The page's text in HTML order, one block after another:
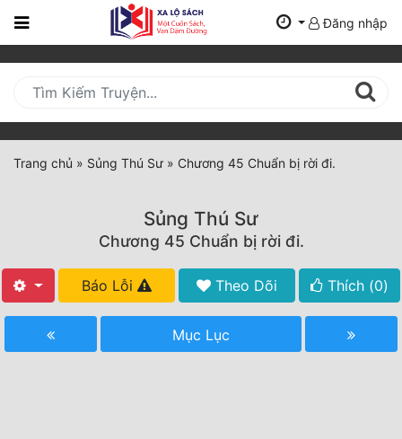
Trang
Mới
Cập
Nhật
(current)
Tất Cả
Đăng nhập
Trang chủ » Sủng Thú Sư » Chương 45 Chuẩn bị rời đi.
Sủng Thú Sư
Chương 45 Chuẩn bị rời đi.
Báo Lỗi Theo Dõi Thích (0)
Mục Lục